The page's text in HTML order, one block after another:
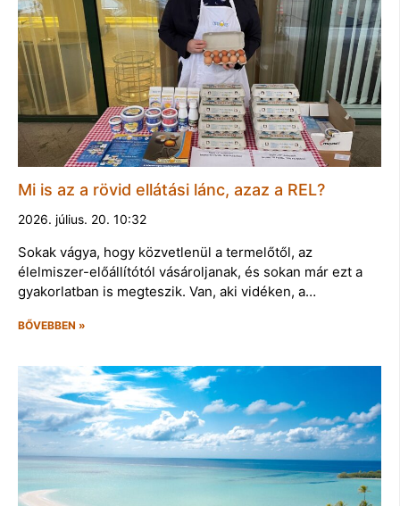
Mi is az a rövid ellátási lánc, azaz a REL?
2026. július. 20. 10:32
Sokak vágya, hogy közvetlenül a termelőtől, az
élelmiszer-előállítótól vásároljanak, és sokan már ezt a
gyakorlatban is megteszik. Van, aki vidéken, a…
BŐVEBBEN »